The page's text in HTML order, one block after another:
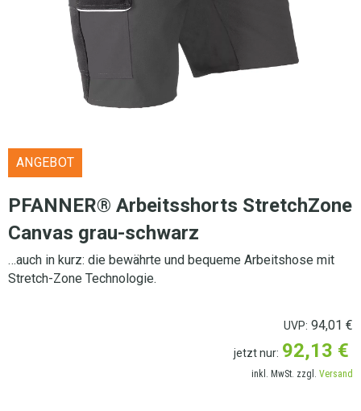
ANGEBOT
PFANNER® Arbeitsshorts StretchZone
Canvas grau-schwarz
…auch in kurz: die bewährte und bequeme Arbeitshose mit
Stretch-Zone Technologie.
UVP: 94,01 €
jetzt nur: 92,13 €
inkl. MwSt. zzgl. Versand